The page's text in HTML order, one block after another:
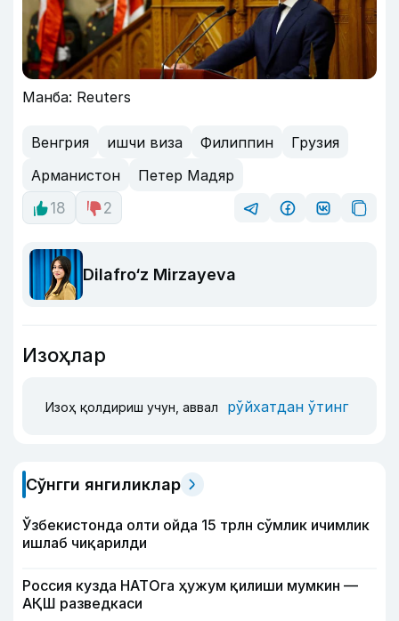
Манба: Reuters
Венгрия ишчи виза Филиппин
Грузия
Арманистон
Петер Мадяр
18
2
Dilafro‘z Mirzayeva
Изоҳлар
Изоҳ қолдириш учун, аввал рўйхатдан ўтинг
Сўнгги янгиликлар
Ўзбекистонда олти ойда 15 трлн сўмлик ичимлик
ишлаб чиқарилди
Россия кузда НАТОга ҳужум қилиши мумкин —
АҚШ разведкаси